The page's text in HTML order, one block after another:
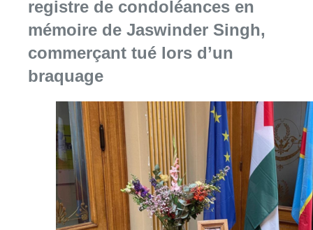
06 août 2026 Consulter l'article "La Commune d’Ixelles
Partager l'article
FacebookTwitterWhatsApp
Share